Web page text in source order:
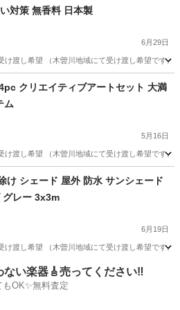
対策 無香料 日本製
6月29日
渡し希望 （木曽川地域にて受け渡し希望です
クリエイティブアートセット 大満
ム
5月16日
渡し希望 （木曽川地域にて受け渡し希望です
ートけ シェード 屋外 防水 サンシェード
グレー 3x3m
6月19日
渡し希望 （木曽川地域にて受け渡し希望です
ない楽器🎸売ってください‼️
OK✨無料査定